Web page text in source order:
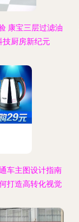
康宝三层过滤油
技厨房新纪元
车主图设计指南
打造高转化视觉